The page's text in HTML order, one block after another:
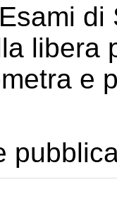
di
libera
e